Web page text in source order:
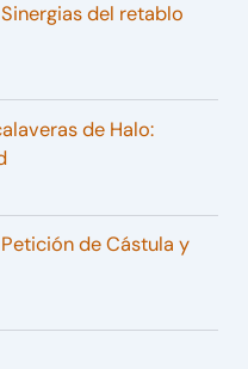
del retablo
de Halo:
de Cástula y